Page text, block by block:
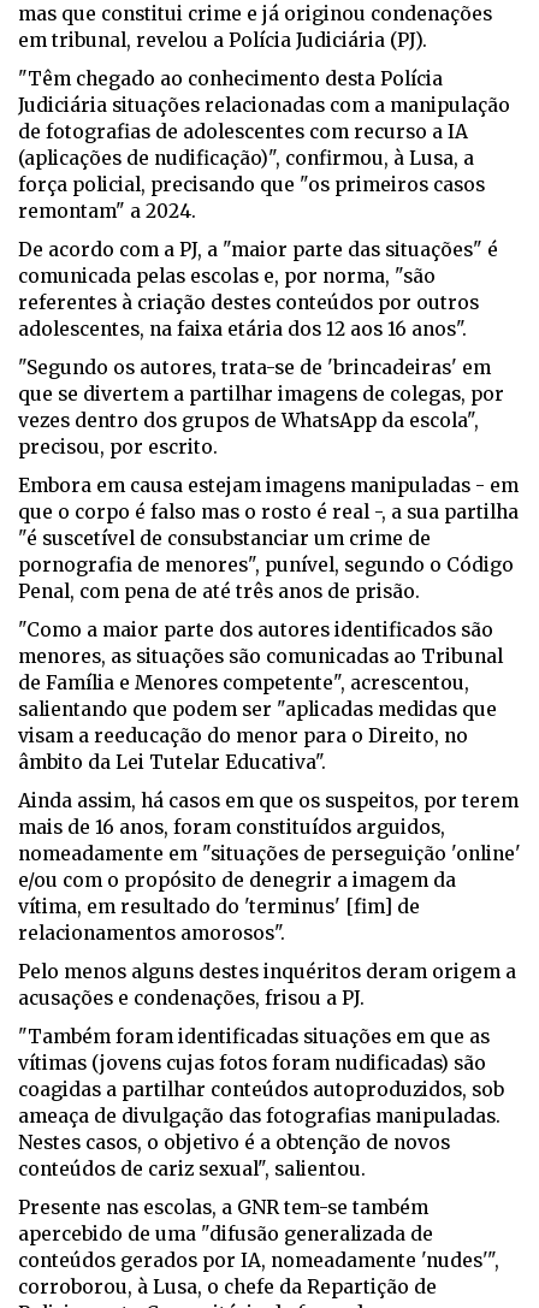
mas que constitui crime e já originou condenações
em tribunal, revelou a Polícia Judiciária (PJ).
"Têm chegado ao conhecimento desta Polícia
Judiciária situações relacionadas com a manipulação
de fotografias de adolescentes com recurso a IA
(aplicações de nudificação)", confirmou, à Lusa, a
força policial, precisando que "os primeiros casos
remontam" a 2024.
De acordo com a PJ, a "maior parte das situações" é
comunicada pelas escolas e, por norma, "são
referentes à criação destes conteúdos por outros
adolescentes, na faixa etária dos 12 aos 16 anos".
"Segundo os autores, trata-se de 'brincadeiras' em
que se divertem a partilhar imagens de colegas, por
vezes dentro dos grupos de WhatsApp da escola",
precisou, por escrito.
Embora em causa estejam imagens manipuladas - em
que o corpo é falso mas o rosto é real -, a sua partilha
"é suscetível de consubstanciar um crime de
pornografia de menores", punível, segundo o Código
Penal, com pena de até três anos de prisão.
"Como a maior parte dos autores identificados são
menores, as situações são comunicadas ao Tribunal
de Família e Menores competente", acrescentou,
salientando que podem ser "aplicadas medidas que
visam a reeducação do menor para o Direito, no
âmbito da Lei Tutelar Educativa".
Ainda assim, há casos em que os suspeitos, por terem
mais de 16 anos, foram constituídos arguidos,
nomeadamente em "situações de perseguição 'online'
e/ou com o propósito de denegrir a imagem da
vítima, em resultado do 'terminus' [fim] de
relacionamentos amorosos".
Pelo menos alguns destes inquéritos deram origem a
acusações e condenações, frisou a PJ.
"Também foram identificadas situações em que as
vítimas (jovens cujas fotos foram nudificadas) são
coagidas a partilhar conteúdos autoproduzidos, sob
ameaça de divulgação das fotografias manipuladas.
Nestes casos, o objetivo é a obtenção de novos
conteúdos de cariz sexual", salientou.
Presente nas escolas, a GNR tem-se também
apercebido de uma "difusão generalizada de
conteúdos gerados por IA, nomeadamente 'nudes'",
corroborou, à Lusa, o chefe da Repartição de